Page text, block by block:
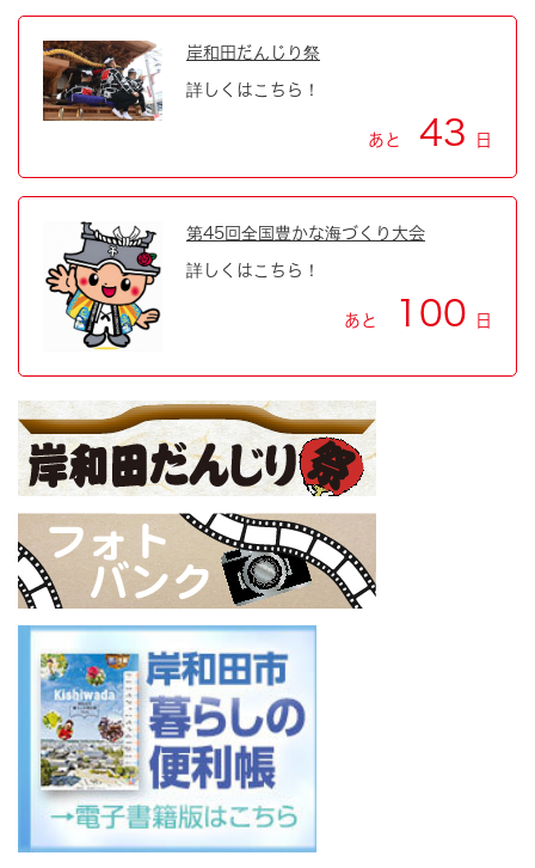
岸和田だんじり祭
詳しくはこちら！
あと 43 日
第45回全国豊かな海づくり大会
詳しくはこちら！
あと 100 日